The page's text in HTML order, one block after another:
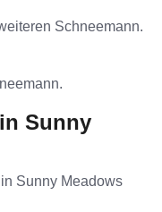
Schneemann.
Sunny
Sunny Meadows